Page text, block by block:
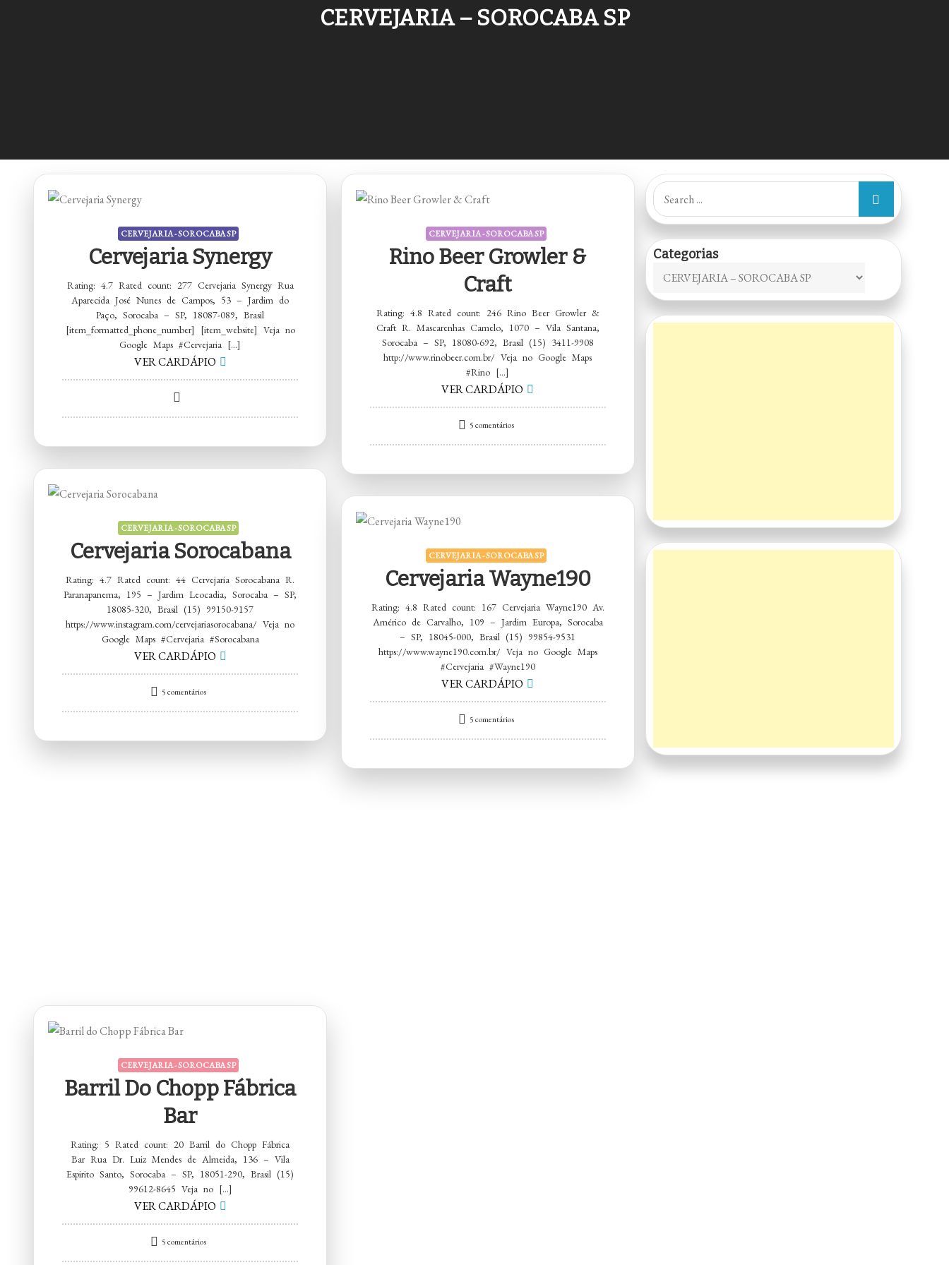
CERVEJARIA – SOROCABA SP
CERVEJARIA - SOROCABA SP
Cervejaria Synergy
Rating: 4.7 Rated count: 277 Cervejaria Synergy Rua
Aparecida José Nunes de Campos, 53 – Jardim do
Paço, Sorocaba – SP, 18087-089, Brasil
[item_formatted_phone_number] [item_website] Veja no
Google Maps #Cervejaria […]
VER CARDÁPIO
Cervejaria
CERVEJARIA - SOROCABA SP
Rino Beer Growler &
Craft
Rating: 4.8 Rated count: 246 Rino Beer Growler &
Craft R. Mascarenhas Camelo, 1070 – Vila Santana,
Sorocaba – SP, 18080-692, Brasil (15) 3411-9908
http://www.rinobeer.com.br/ Veja no Google Maps
#Rino […]
VER CARDÁPIO
5 comentáriosem
Rino
CERVEJARIA - SOROCABA SP
Cervejaria Sorocabana
Rating: 4.7 Rated count: 44 Cervejaria Sorocabana R.
Paranapanema, 195 – Jardim Leocadia, Sorocaba – SP,
18085-320, Brasil (15) 99150-9157
https://www.instagram.com/cervejariasorocabana/ Veja no
Google Maps #Cervejaria #Sorocabana
VER CARDÁPIO
5 comentáriosem
Cervejaria
CERVEJARIA - SOROCABA SP
Cervejaria Wayne190
Rating: 4.8 Rated count: 167 Cervejaria Wayne190 Av.
Américo de Carvalho, 109 – Jardim Europa, Sorocaba
– SP, 18045-000, Brasil (15) 99854-9531
https://www.wayne190.com.br/ Veja no Google Maps
#Cervejaria #Wayne190
VER CARDÁPIO
5 comentáriosem
Cervejaria
CERVEJARIA - SOROCABA SP
Barril Do Chopp Fábrica
Bar
Rating: 5 Rated count: 20 Barril do Chopp Fábrica
Bar Rua Dr. Luiz Mendes de Almeida, 136 – Vila
Espirito Santo, Sorocaba – SP, 18051-290, Brasil (15)
99612-8645 Veja no […]
VER CARDÁPIO
5 comentáriosem
Barril
Search
for:
Categorias
Categorias